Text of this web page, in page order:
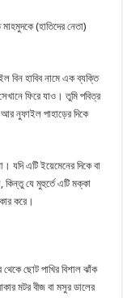
(হাতিদের নেতা)
বিন হাবিব নামে এক ব্যক্তি
ফিরে যাও। তুমি পবিত্র
আর নুফাইল পাহাড়ের দিকে
যদি এটি ইয়েমেনের দিকে বা
কিন্তু যে মুহুর্তে এটি মক্কা
করে।
ছোট পাখির বিশাল ঝাঁক
মটর বীজ বা মসুর ডালের